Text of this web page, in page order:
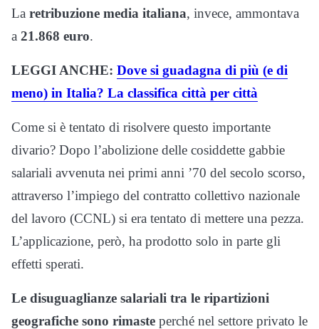
La retribuzione media italiana, invece, ammontava
a 21.868 euro.
LEGGI ANCHE: Dove si guadagna di più (e di
meno) in Italia? La classifica città per città
Come si è tentato di risolvere questo importante
divario? Dopo l’abolizione delle cosiddette gabbie
salariali avvenuta nei primi anni ’70 del secolo scorso,
attraverso l’impiego del contratto collettivo nazionale
del lavoro (CCNL) si era tentato di mettere una pezza.
L’applicazione, però, ha prodotto solo in parte gli
effetti sperati.
Le disuguaglianze salariali tra le ripartizioni
geografiche sono rimaste perché nel settore privato le